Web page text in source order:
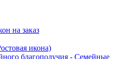
на заказ
икона)
благополучия - Семейные